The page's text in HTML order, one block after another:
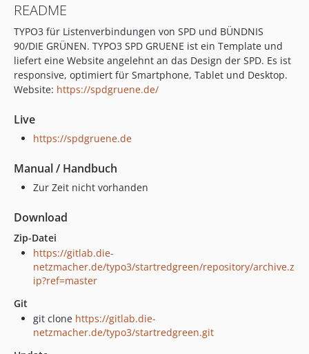
README
TYPO3 für Listenverbindungen von SPD und BÜNDNIS
90/DIE GRÜNEN. TYPO3 SPD GRUENE ist ein Template und
liefert eine Website angelehnt an das Design der SPD. Es ist
responsive, optimiert für Smartphone, Tablet und Desktop.
Website: https://spdgruene.de/
Live
https://spdgruene.de
Manual / Handbuch
Zur Zeit nicht vorhanden
Download
Zip-Datei
https://gitlab.die-
netzmacher.de/typo3/startredgreen/repository/archive.z
ip?ref=master
Git
git clone https://gitlab.die-
netzmacher.de/typo3/startredgreen.git